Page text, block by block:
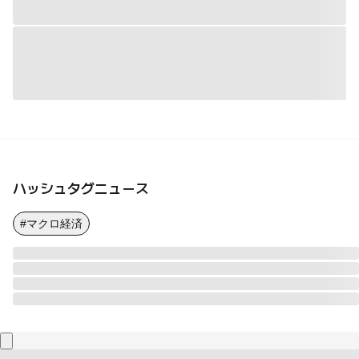
ハッシュタグニュース
#マクロ経済